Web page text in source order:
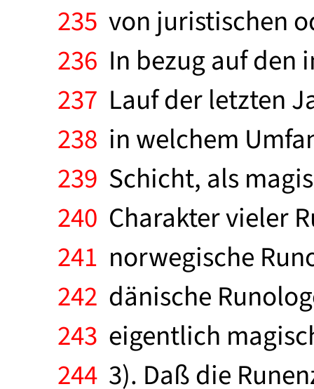
235 von juristischen
236 In bezug auf den
237 Lauf der letzten
238 in welchem
239 Schicht, als
240 Charakter vieler
241 norwegische
242 dänische
243 eigentlich
244 3). Daß die